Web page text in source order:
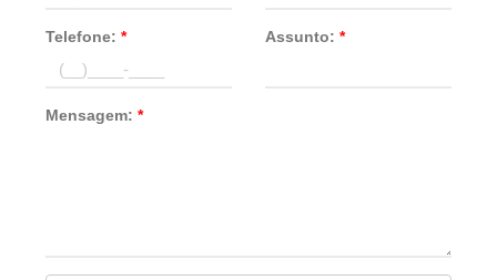
Telefone:* Assunto: *
Mensagem:*